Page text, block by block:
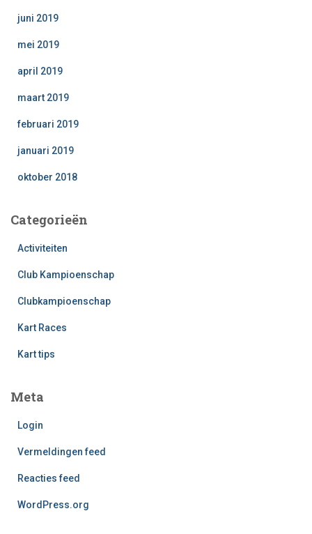
juni 2019
mei 2019
april 2019
maart 2019
februari 2019
januari 2019
oktober 2018
Categorieën
Activiteiten
Club Kampioenschap
Clubkampioenschap
Kart Races
Kart tips
Meta
Login
Vermeldingen feed
Reacties feed
WordPress.org